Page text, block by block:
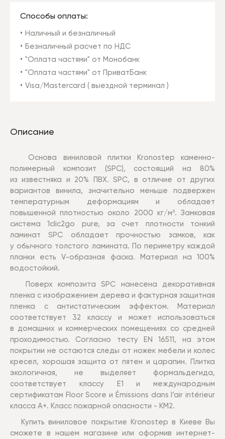
Способы оплаты:
Наличный и безналичный
Безналичный расчет по НДС
"Оплата частями" от Монобанк
"Оплата частями" от ПриватБанк
Visa/Mastercard ( выездной терминал )
Описание
Основа виниловой плитки Kronostep каменно-
полимерный композит (SPC), состоящий на 80%
из известняка и 20% ПВХ. SPC, в отличие от других
вариантов винила, значительно меньше подвержен
температурным деформациям и обладает
повышенной плотностью около 2000 кг/м³. Замковая
система 1clic2go pure, за счет плотности тонкий
ламинат SPC обладает прочностью замков, как
у обычного толстого ламината. По периметру каждой
планки есть V-образная фаска. Материал на 100%
водостойкий.
Поверх композита SPC нанесена декоративная
пленка с изображением дерева и фактурная защитная
пленка с антистатическим эффектом. Материал
соответствует 32 классу и может использоваться
в домашних и коммерческих помещениях со средней
проходимостью. Согласно тесту EN 16511, на этом
покрытии не остаются следы от ножек мебели и колес
кресел, хорошая защита от пятен и царапин. Плитка
экологичная, не выделяет формальдегида,
соответствует классу E1 и международным
сертификатам Floor Score и Émissions dans l’air intérieur
класса A+. Класс пожарной опасности - КМ2.
Купить виниловое покрытие Kronostepв Киеве Вы
сможете в нашем магазине или оформив интернет-